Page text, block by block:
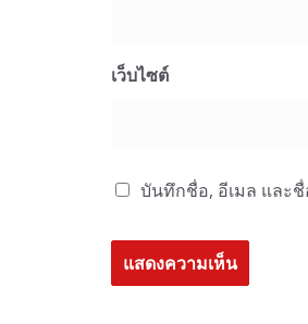
เว็บไซต์
บันทึกชื่อ, อีเมล และ